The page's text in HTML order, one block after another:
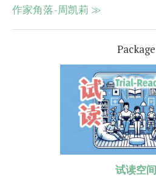
作家角落-周凯莉 ≫
Package
试读空间